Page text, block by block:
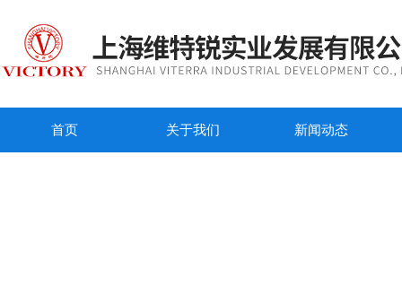
首页 关于我们 新闻动态